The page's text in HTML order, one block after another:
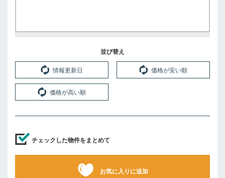
並び替え
情報更新日 価格が安い順
価格が高い順
チェックした物件をまとめて
お気に入りに追加